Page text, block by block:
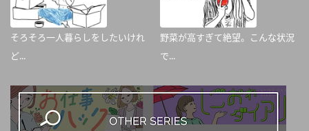
そろそろ一人暮らしをしたいけれ
ど...
野菜が高すぎて絶望。こんな状況
で...